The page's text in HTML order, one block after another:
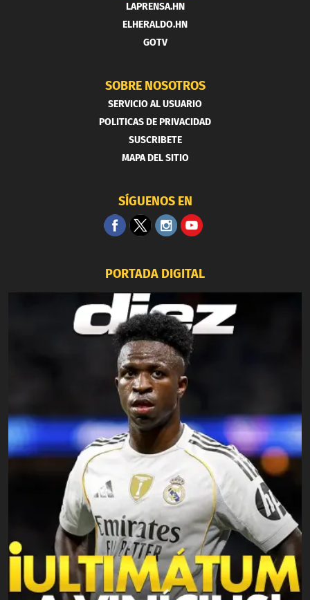
LAPRENSA.HN
ELHERALDO.HN
GOTV
SOBRE NOSOTROS
SERVICIO AL USUARIO
POLITICAS DE PRIVACIDAD
SUSCRIBETE
MAPA DEL SITIO
SÍGUENOS EN
PORTADA DIGITAL